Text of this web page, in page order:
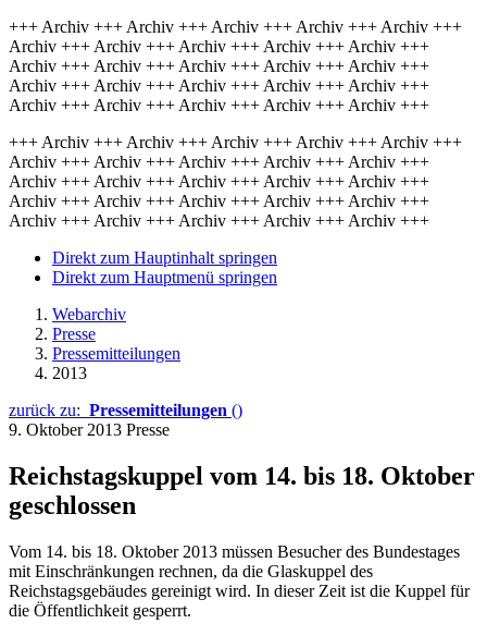
+++ Archiv +++ Archiv +++ Archiv +++ Archiv +++ Archiv +++
Archiv +++ Archiv +++ Archiv +++ Archiv +++ Archiv +++
Archiv +++ Archiv +++ Archiv +++ Archiv +++ Archiv +++
Archiv +++ Archiv +++ Archiv +++ Archiv +++ Archiv +++
Archiv +++ Archiv +++ Archiv +++ Archiv +++ Archiv +++
+++ Archiv +++ Archiv +++ Archiv +++ Archiv +++ Archiv +++
Archiv +++ Archiv +++ Archiv +++ Archiv +++ Archiv +++
Archiv +++ Archiv +++ Archiv +++ Archiv +++ Archiv +++
Archiv +++ Archiv +++ Archiv +++ Archiv +++ Archiv +++
Archiv +++ Archiv +++ Archiv +++ Archiv +++ Archiv +++
Direkt zum Hauptinhalt springen
Direkt zum Hauptmenü springen
Webarchiv
Presse
Pressemitteilungen
2013
zurück zu: Pressemitteilungen ()
9. Oktober 2013 Presse
Reichstagskuppel vom 14. bis 18. Oktober
geschlossen
Vom 14. bis 18. Oktober 2013 müssen Besucher des Bundestages
mit Einschränkungen rechnen, da die Glaskuppel des
Reichstagsgebäudes gereinigt wird. In dieser Zeit ist die Kuppel für
die Öffentlichkeit gesperrt.